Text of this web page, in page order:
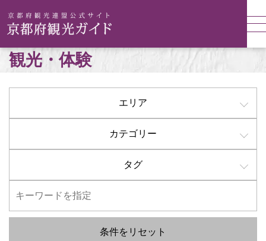
観光・体験
エリア
カテゴリー
タグ
条件をリセット